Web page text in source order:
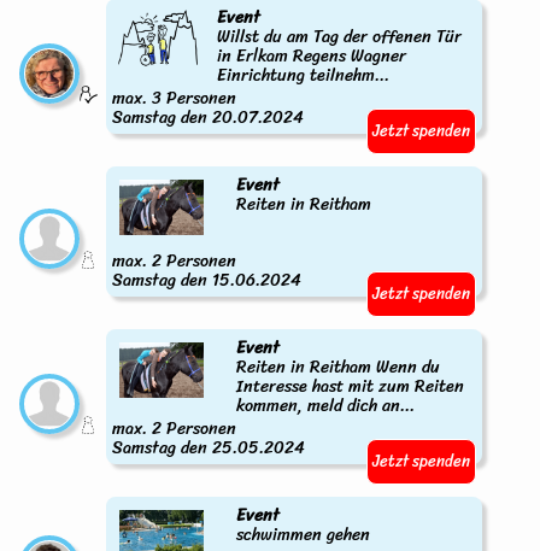
Event
Willst du am Tag der offenen Tür
in Erlkam Regens Wagner
Einrichtung teilnehm...
max. 3 Personen
Samstag den 20.07.2024 Jetzt spenden
Event
Reiten in Reitham
max. 2 Personen
Samstag den 15.06.2024 Jetzt spenden
Event
Reiten in Reitham Wenn du
Interesse hast mit zum Reiten
kommen, meld dich an...
max. 2 Personen
Samstag den 25.05.2024 Jetzt spenden
Event
schwimmen gehen